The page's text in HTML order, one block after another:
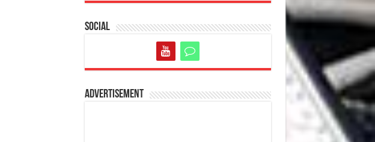
Social
Advertisement